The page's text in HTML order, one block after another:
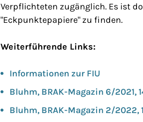
Verpflichteten zugänglich. Es ist
"Eckpunktepapiere" zu finden.
Weiterführende Links:
Informationen zur FIU
Bluhm, BRAK-Magazin 6/2021,
Bluhm, BRAK-Magazin 2/2022,